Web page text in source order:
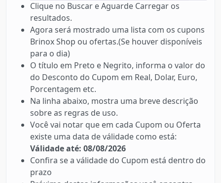
Clique no Buscar e Aguarde Carregar os
resultados.
Agora será mostrado uma lista com os cupons
Brinox Shop ou ofertas.(Se houver disponíveis
para o dia)
O título em Preto e Negrito, informa o valor do
do Desconto do Cupom em Real, Dolar, Euro,
Porcentagem etc.
Na linha abaixo, mostra uma breve descrição
sobre as regras de uso.
Você vai notar que em cada Cupom ou Oferta
existe uma data de válidade como está:
Válidade até: 08/08/2026
Confira se a válidade do Cupom está dentro do
prazo